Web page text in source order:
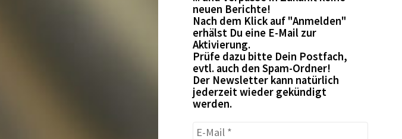
neuen Berichte!
Nach dem Klick auf "Anmelden"
erhälst Du eine E-Mail zur
Aktivierung.
Prüfe dazu bitte Dein Postfach,
evtl. auch den Spam-Ordner!
Der Newsletter kann natürlich
jederzeit wieder gekündigt
werden.
E-